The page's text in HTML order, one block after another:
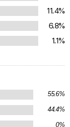
치료를 받는 등 이
고 위압적인 분위
모는 그를 사회가
지만 그는 시인이
서 일하면서 저녁
터 카멘친트』가
길로 들어섰고, 이
에는 괴테상과 노
어로 번역되었고
11.4%
6.8%
1.1%
55.6%
44.4%
0%